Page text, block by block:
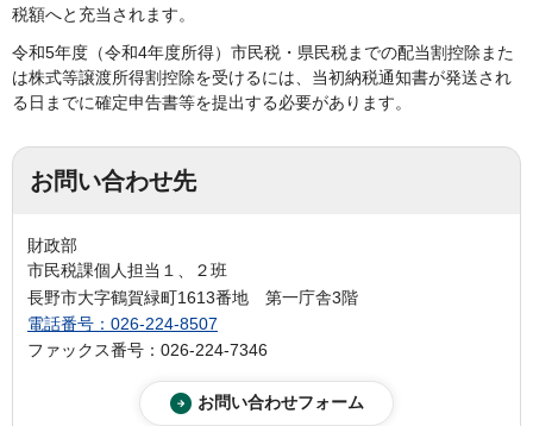
税額へと充当されます。
令和5年度（令和4年度所得）市民税・県民税までの配当割控除また
は株式等譲渡所得割控除を受けるには、当初納税通知書が発送され
る日までに確定申告書等を提出する必要があります。
お問い合わせ先
財政部
市民税課個人担当１、２班
長野市大字鶴賀緑町1613番地 第一庁舎3階
電話番号：026-224-8507
ファックス番号：026-224-7346